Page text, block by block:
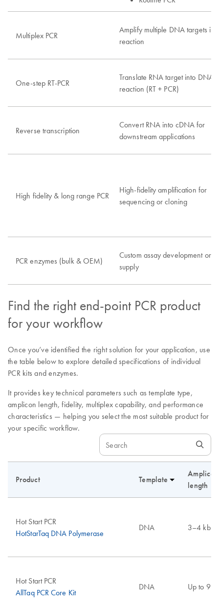
Multiplex PCR
Amplify multiple DNA targets in
reaction
One-step RT-PCR
Translate RNA target into DNA
reaction (RT + PCR)
Reverse transcription
Convert RNA into cDNA for
downstream applications
High fidelity & long range PCR
High-fidelity amplification for
sequencing or cloning
PCR enzymes (bulk & OEM)
Custom assay development or
supply
Find the right end-point PCR product
for your workflow
Once you’ve identified the right solution for your application, use
the table below to explore detailed specifications of individual
PCR kits and enzymes.
It provides key technical parameters such as template type,
amplicon length, fidelity, multiplex capability, and performance
characteristics — helping you select the most suitable product for
your specific workflow.
Product Template
Amplicon
length
Hot Start PCR
HotStarTaq DNA Polymerase
DNA 3–4 kb
Hot Start PCR
AllTaq PCR Core Kit
DNA Up to 9